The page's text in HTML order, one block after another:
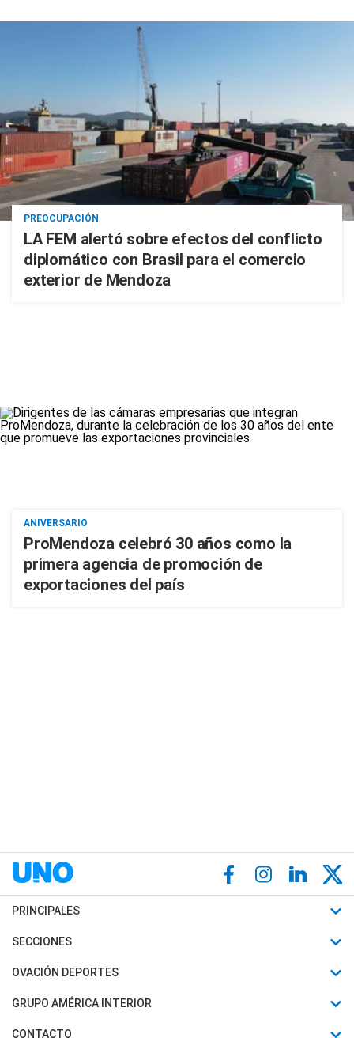
PREOCUPACIÓN
LA FEM alertó sobre efectos del conflicto
diplomático con Brasil para el comercio
exterior de Mendoza
ANIVERSARIO
ProMendoza celebró 30 años como la
primera agencia de promoción de
exportaciones del país
PRINCIPALES
Últimas Noticias
Política
SECCIONES
Horóscopo
Motores
OVACIÓN DEPORTES
Fútbol
Mundial
GRUPO AMÉRICA INTERIOR
Canal 7 en Vivo
CONTACTO